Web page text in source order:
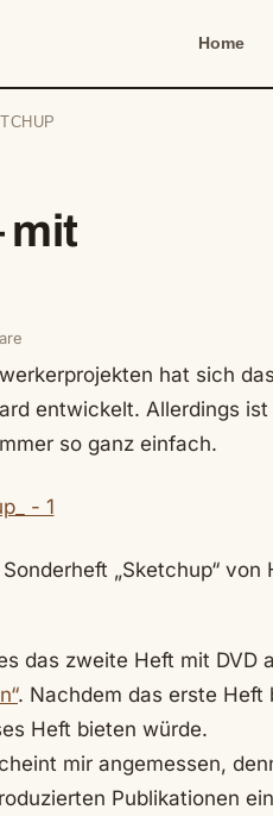
Home
mit
hat sich
entwickelt. Allerdings
so ganz einfach.
„Sketchup“ von
das zweite Heft mit DVD
. Nachdem das erste Heft
Heft bieten würde.
mir angemessen,
Publikationen